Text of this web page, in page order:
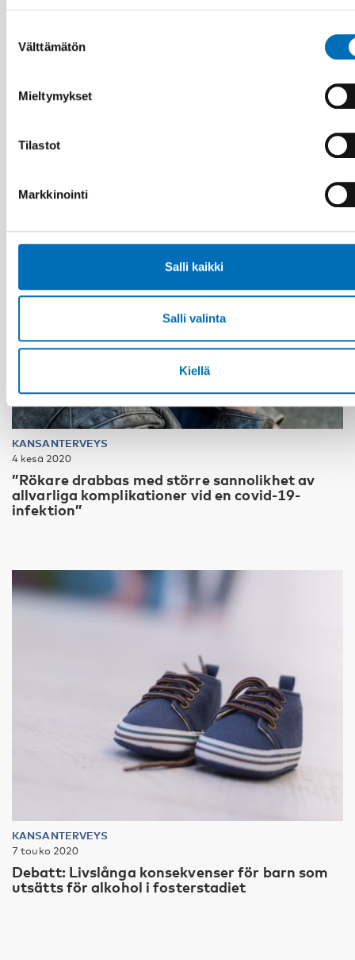
valinta
Välttämätön
Mieltymykset
Tilastot
Markkinointi
Salli kaikki
Salli valinta
Kiellä
First call for abstracts: Nordic Alcohol and
KANSANTERVEYS
4 kesä 2020
”Rökare drabbas med större sannolikhet av
allvarliga komplikationer vid en covid-19-
infektion”
KANSANTERVEYS
7 touko 2020
Debatt: Livslånga konsekvenser för barn som
utsätts för alkohol i fosterstadiet